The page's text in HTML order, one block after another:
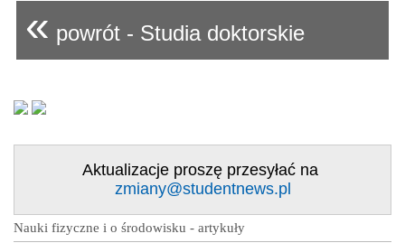
« powrót - Studia doktorskie
Aktualizacje proszę przesyłać na
zmiany@studentnews.pl
Nauki fizyczne i o środowisku - artykuły